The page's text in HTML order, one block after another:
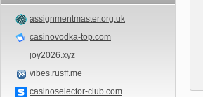
assignmentmaster.org.uk
casinovodka-top.com
joy2026.xyz
vibes.rusff.me
casinoselector-club.com